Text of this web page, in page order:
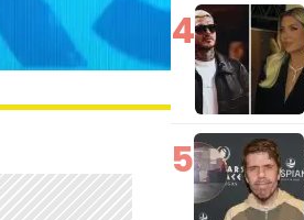
4
5